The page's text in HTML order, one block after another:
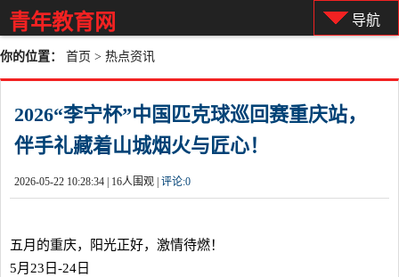
青年教育网 导航
你的位置： 首页 > 热点资讯
2026“李宁杯”中国匹克球巡回赛重庆站，
伴手礼藏着山城烟火与匠心！
2026-05-22 10:28:34 | 16人围观 | 评论:0
五月的重庆，阳光正好，激情待燃！
5月23日-24日